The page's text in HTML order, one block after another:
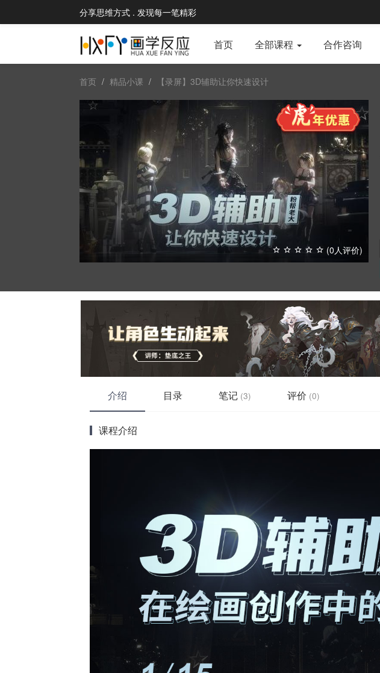
分享思维方式 . 发现每一笔精彩
首页 全部课程 合作咨询
首页 精品小课 【录屏】3D辅助让你快速设计
(0人评价)
介绍 目录 笔记 (3) 评价 (0)
课程介绍